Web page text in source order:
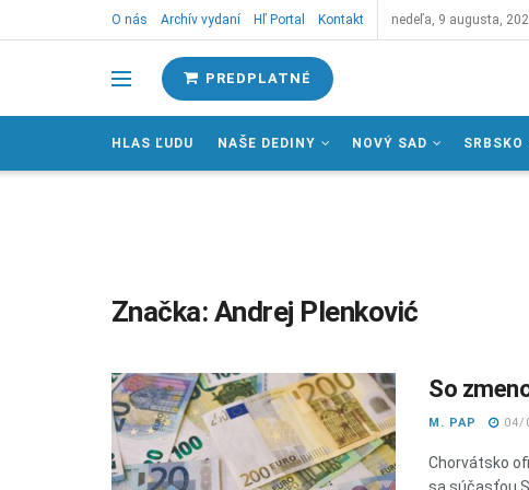
O nás Archív vydaní Hľ Portal Kontakt nedeľa, 9 augusta,
PREDPLATNÉ
HLAS ĽUDU NAŠE DEDINY NOVÝ SAD SRBSKO
Značka: Andrej Plenković
So
M. PAP 04/
Chorvátsko